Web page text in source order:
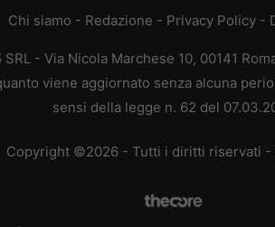
Chi siamo - Redazione - Privacy Policy -
- Via Nicola Marchese 10, 00141
viene aggiornato senza alcuna
sensi della legge n. 62 del
Copyright ©2026 - Tutti i diritti riservati -